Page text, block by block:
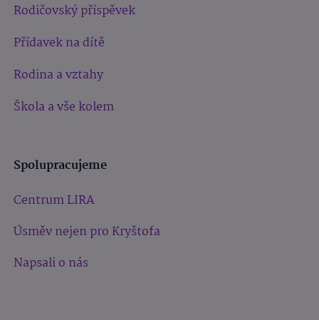
Rodičovský příspěvek
Přídavek na dítě
Rodina a vztahy
Škola a vše kolem
Spolupracujeme
Centrum LIRA
Úsměv nejen pro Kryštofa
Napsali o nás